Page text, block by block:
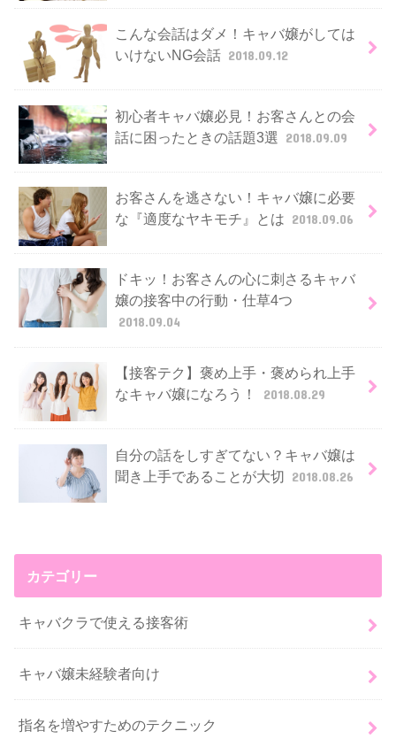
こんな会話はダメ！キャバ嬢がしては
いけないNG会話 2018.09.12
初心者キャバ嬢必見！お客さんとの会
話に困ったときの話題3選 2018.09.09
お客さんを逃さない！キャバ嬢に必要
な『適度なヤキモチ』とは 2018.09.06
ドキッ！お客さんの心に刺さるキャバ
嬢の接客中の行動・仕草4つ
2018.09.04
【接客テク】褒め上手・褒められ上手
なキャバ嬢になろう！
2018.08.29
自分の話をしすぎてない？キャバ嬢は
聞き上手であることが大切 2018.08.26
カテゴリー
キャバクラで使える接客術
キャバ嬢未経験者向け
指名を増やすためのテクニック